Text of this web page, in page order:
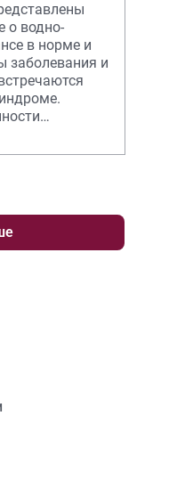
о водно-
в норме и
заболевания и